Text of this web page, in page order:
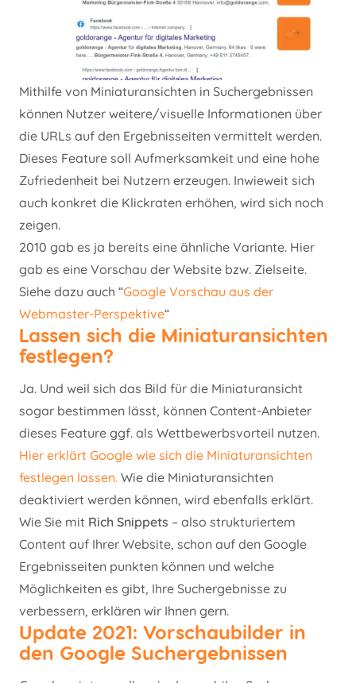
Mithilfe von Miniaturansichten in Suchergebnissen
können Nutzer weitere/visuelle Informationen über
die URLs auf den Ergebnisseiten vermittelt werden.
Dieses Feature soll Aufmerksamkeit und eine hohe
Zufriedenheit bei Nutzern erzeugen. Inwieweit sich
auch konkret die Klickraten erhöhen, wird sich noch
zeigen.
2010 gab es ja bereits eine ähnliche Variante. Hier
gab es eine Vorschau der Website bzw. Zielseite.
Siehe dazu auch “Google Vorschau aus der
Webmaster-Perspektive“
Lassen sich die Miniaturansichten
festlegen?
Ja. Und weil sich das Bild für die Miniaturansicht
sogar bestimmen lässt, können Content-Anbieter
dieses Feature ggf. als Wettbewerbsvorteil nutzen.
Hier erklärt Google wie sich die Miniaturansichten
festlegen lassen. Wie die Miniaturansichten
deaktiviert werden können, wird ebenfalls erklärt.
Wie Sie mit Rich Snippets – also strukturiertem
Content auf Ihrer Website, schon auf den Google
Ergebnisseiten punkten können und welche
Möglichkeiten es gibt, Ihre Suchergebnisse zu
verbessern, erklären wir Ihnen gern.
Update 2021: Vorschaubilder in
den Google Suchergebnissen